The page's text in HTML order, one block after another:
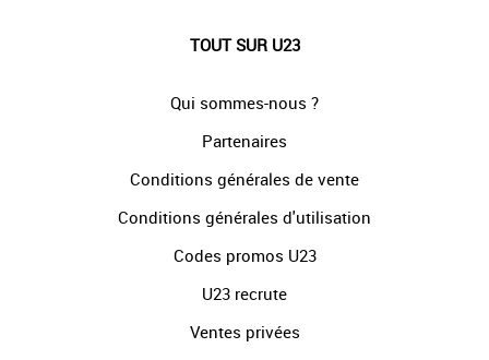
TOUT SUR U23
Qui sommes-nous ?
Partenaires
Conditions générales de vente
Conditions générales d'utilisation
Codes promos U23
U23 recrute
Ventes privées